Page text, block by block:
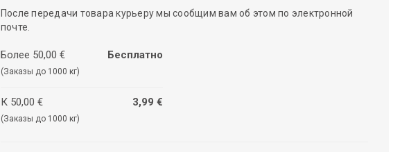
После передачи товара курьеру мы сообщим вам об этом по электронной
почте.
Более 50,00 €
(Заказы до 1000 кг)
Бесплатно
К 50,00 €
(Заказы до 1000 кг)
3,99 €